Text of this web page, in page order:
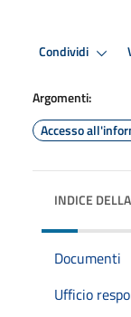
Condividi
Argomenti:
Accesso
INDICE
Documenti
Ufficio